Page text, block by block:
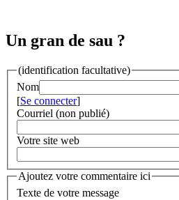
Un gran de sau ?
(identification facultative)
Nom
[Se connecter]
Courriel (non publié)
Votre site web
Ajoutez votre commentaire ici
Texte de votre message